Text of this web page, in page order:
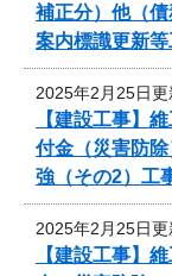
補正分）他（
案内標識更新
2025年2月25日更
【建設工事】
付金（災害防
強（その2）工
2025年2月25日更
【建設工事】